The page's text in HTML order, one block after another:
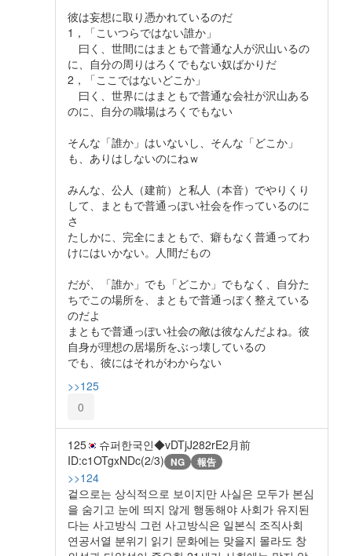
彼は妄想に取り憑かれているのだ
1，「こいつらではない誰か」
曰く、世間にはまともで普通な人が沢山いるの
に、自分の周りはろくでもない奴ばかりだ
2，「ここではないどこか」
曰く、世界にはまともで普通な会社が沢山ある
のに、自分の職場はろくでもない
そんな「誰か」はいないし、そんな「どこか」
も、ありはしないのにねｗ
みんな、公人（建前）と私人（本音）でやりくり
して、まともで普通っぽい社会を作っているのに
さ
たしかに、完全にまともで、癖もなく普通ってわ
けにはいかない。人間だもの
だが、「誰か」でも「どこか」でもなく、自分た
ちでこの場所を、まともで普通っぽく整えている
のだよ
まともで普通っぽい社会の敵は彼なんだよね。彼
自身が理想の居場所をぶっ壊しているの
でも、彼にはそれがわからない
>>125
0
125 슈퍼한국인◆vDTjJ282rE2月前
ID:c1OTgxNDc(2/3) NG 報告
>>124
겉으로는 상식적으로 보이지만 사실은 모두가 본심
을 숨기고 눈에 띄지 않게 행동해야 사회가 유지된
다는 사고방식 그런 사고방식은 일본식 조직사회
연공서열 분위기 읽기 문화에는 맞을지 몰라도 창